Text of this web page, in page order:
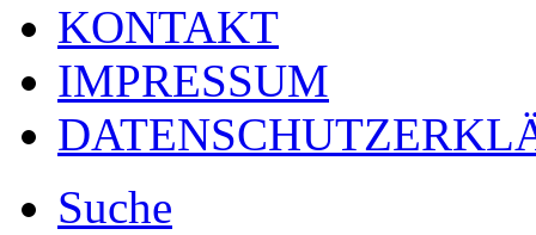
KONTAKT
IMPRESSUM
Suche